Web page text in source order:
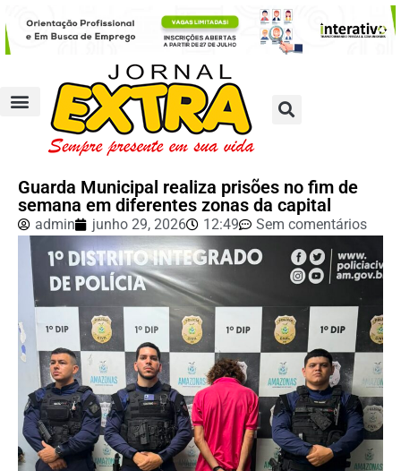
Guarda Municipal realiza prisões no fim de
semana em diferentes zonas da capital
admin junho 29, 2026 12:49 Sem comentários